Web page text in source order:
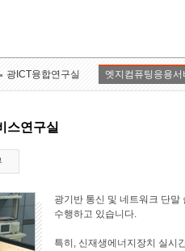
광ICT융합연구실 엣지컴퓨팅응용서
스연구실
광기반 통신 및 네트워크 단
수행하고 있습니다.
특히, 신재생에너지장치 실시